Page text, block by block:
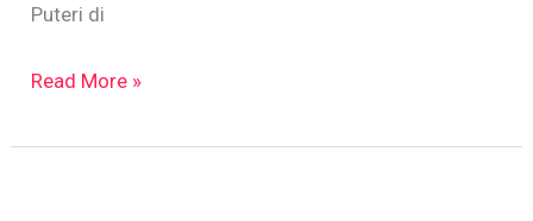
Puteri di
Read More »